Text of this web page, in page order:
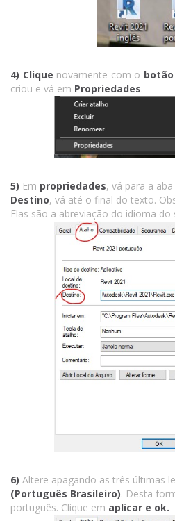
4) Clique novamente com o
criou e vá em Propriedades.
5) Em propriedades, vá para a aba
Destino, vá até o final do texto.
Elas são a abreviação do idioma do
6) Altere apagando as três últimas
(Português Brasileiro). Desta
português. Clique em aplicar e ok.